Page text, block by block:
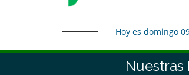
Hoy es domingo
Nuestras